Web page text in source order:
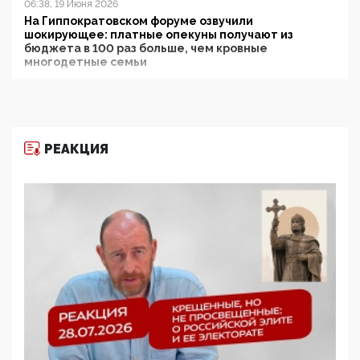
06:38, 19 Июня 2026
На Гиппократовском форуме озвучили
шокирующее: платные опекуны получают из
бюджета в 100 раз больше, чем кровные
многодетные семьи
11:53, 09 Июня 2026
деятельность ИИТО ЮНЕСКО в России, но
цифроглобалисты продолжают определять
повестку в образовании
09:43, 01 Июня 2026
5G за счет здоровья граждан: Минцифры намерено
отобрать у регионов и муниципалитетов право
защищать жилые дома и социальные объекты от
05:58, 26 Мая 2026
Роскомнадзор освободили от борца с
деструктивным и опасным контентом
РЕАКЦИЯ